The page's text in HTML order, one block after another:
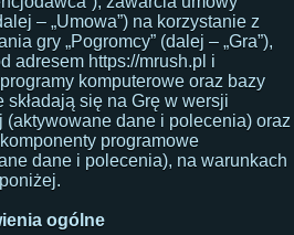
– „Umowa”) na korzystanie z
gry „Pogromcy” (dalej – „Gra”),
adresem https://mrush.pl i
komputerowe oraz bazy
składają się na Grę w wersji
(aktywowane dane i polecenia) oraz
programowe
dane i polecenia), na warunkach
ogólne